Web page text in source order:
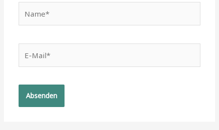
Mail*